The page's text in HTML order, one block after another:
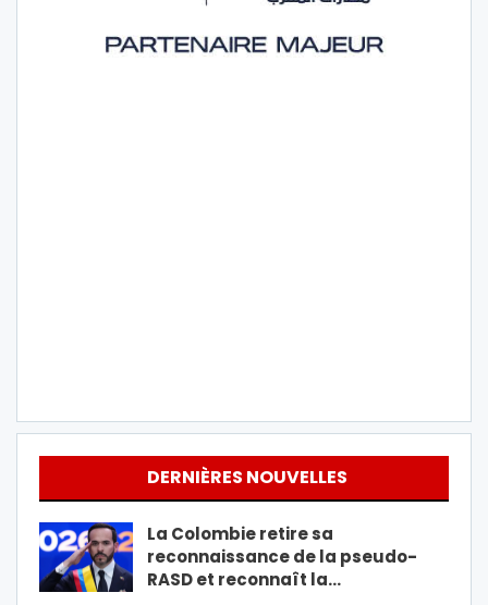
DERNIÈRES NOUVELLES
La Colombie retire sa
reconnaissance de la pseudo-
RASD et reconnaît la…